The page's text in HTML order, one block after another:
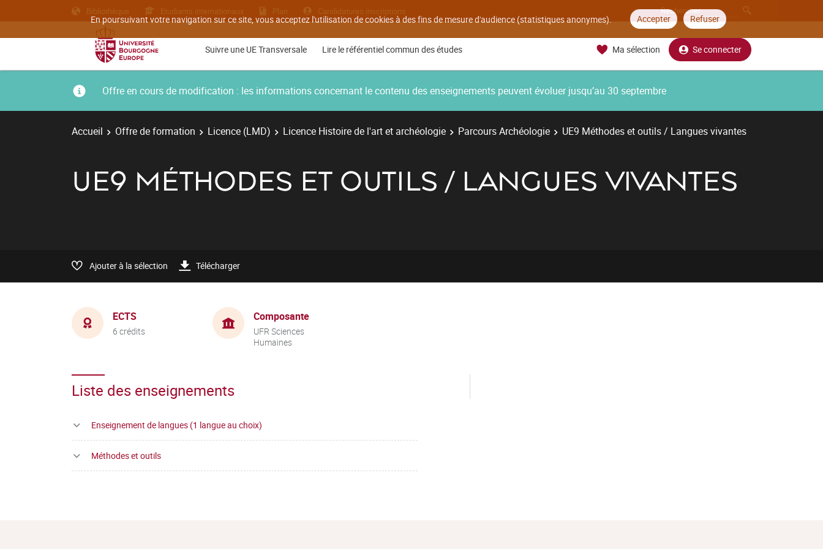
En poursuivant votre navigation sur ce site, vous acceptez l'utilisation de cookies à des fins de mesure d'audience (statistiques anonymes). Accepter Refuser
Bibliothèque Etudiants internationaux Plan Candidatures inscriptions
Suivre une UE Transversale Lire le référentiel commun des études Ma sélection Se connecter
Offre en cours de modification : les informations concernant le contenu des enseignements peuvent évoluer jusqu’au 30 septembre
Accueil Offre de formation Licence (LMD) Licence Histoire de l'art et archéologie Parcours Archéologie UE9 Méthodes et outils / Langues vivantes
UE9 MÉTHODES ET OUTILS / LANGUES VIVANTES
Ajouter à la sélection Télécharger
ECTS
6 crédits
Composante
UFR Sciences
Humaines
Liste des enseignements
Enseignement de langues (1 langue au choix)
Méthodes et outils